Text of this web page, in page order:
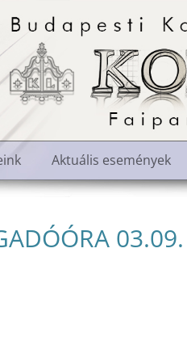
Aktuális események